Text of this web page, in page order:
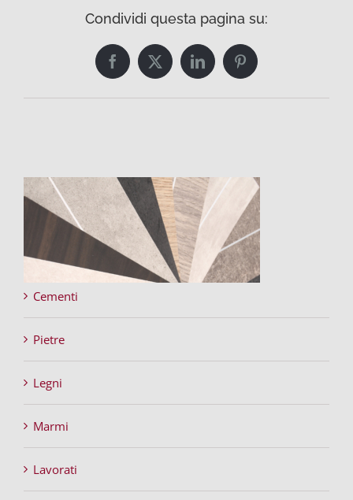
Condividi questa pagina su:
FacebookTwitterLinkedInPinterest
Cementi
Pietre
Legni
Marmi
Lavorati